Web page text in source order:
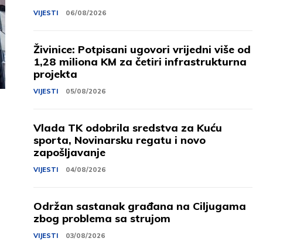
VIJESTI 06/08/2026
Živinice: Potpisani ugovori vrijedni više od
1,28 miliona KM za četiri infrastrukturna
projekta
VIJESTI 05/08/2026
Vlada TK odobrila sredstva za Kuću
sporta, Novinarsku regatu i novo
zapošljavanje
VIJESTI 04/08/2026
Održan sastanak građana na Ciljugama
zbog problema sa strujom
VIJESTI 03/08/2026